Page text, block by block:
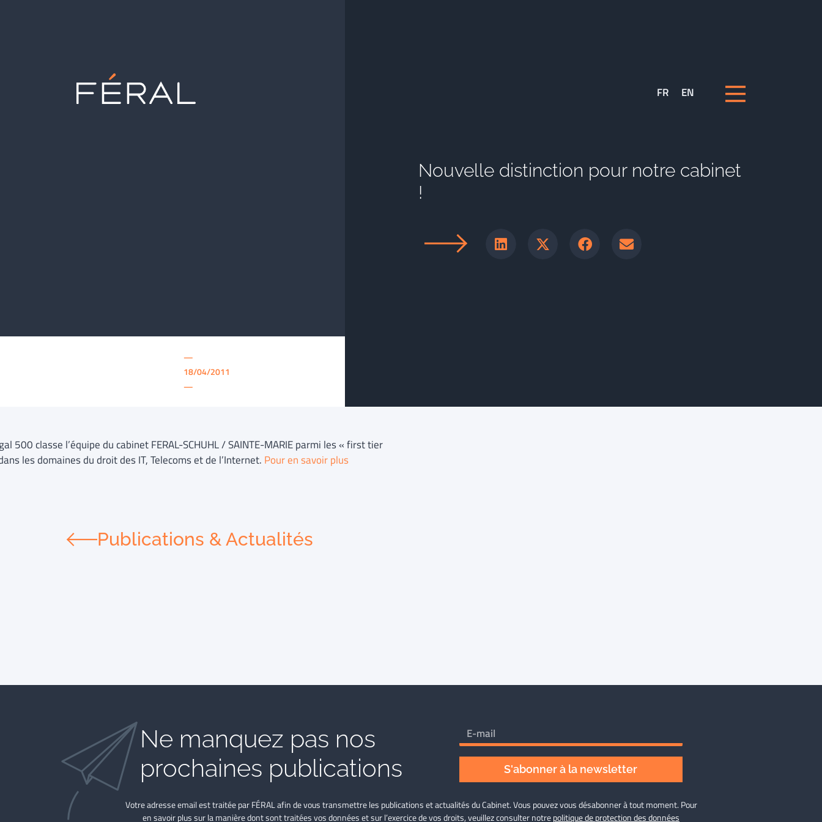
FR EN
—
18/04/2011
—
Nouvelle distinction pour notre cabinet
!
500 classe l’équipe du cabinet FERAL-SCHUHL / SAINTE-MARIE parmi les « first tier
les domaines du droit des IT, Telecoms et de l’Internet. Pour en savoir plus
Publications & Actualités
Ne manquez pas nos
prochaines publications
S'abonner à la newsletter
Votre adresse email est traitée par FÉRAL afin de vous transmettre les publications et actualités du Cabinet. Vous pouvez vous désabonner à tout moment. Pour
en savoir plus sur la manière dont sont traitées vos données et sur l’exercice de vos droits, veuillez consulter notrepolitique de protection des données